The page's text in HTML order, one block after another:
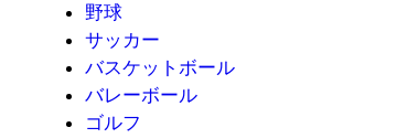
野球
サッカー
バスケットボール
バレーボール
ゴルフ